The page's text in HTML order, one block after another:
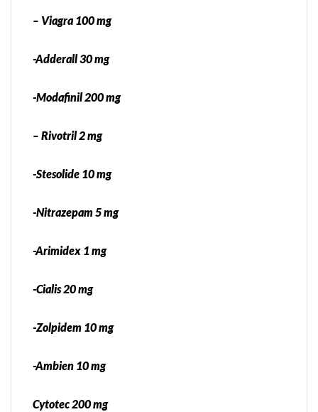
– Viagra 100 mg
-Adderall 30 mg
-Modafinil 200 mg
– Rivotril 2 mg
-Stesolide 10 mg
-Nitrazepam 5 mg
-Arimidex 1 mg
-Cialis 20 mg
-Zolpidem 10 mg
-Ambien 10 mg
Cytotec 200 mg